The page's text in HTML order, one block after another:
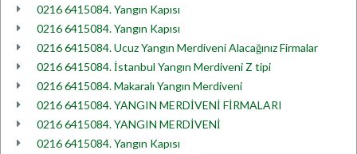
0216 6415084. Yangın Kapısı
0216 6415084. Yangın Kapısı
0216 6415084. Ucuz Yangın Merdiveni Alacağınız Firmalar
0216 6415084. İstanbul Yangın Merdiveni Z tipi
0216 6415084. Makaralı Yangın Merdiveni
0216 6415084. YANGIN MERDİVENİ FİRMALARI
0216 6415084. YANGIN MERDİVENİ
0216 6415084. Yangın Kapısı